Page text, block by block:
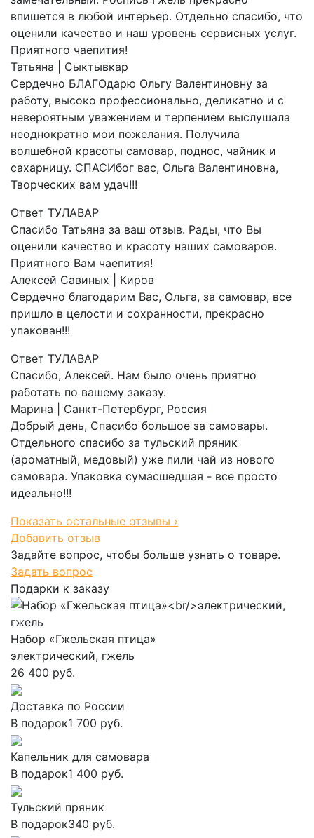
впишется в любой интерьер. Отдельно спасибо, что
оценили качество и наш уровень сервисных услуг.
Приятного чаепития!
Татьяна
| Сыктывкар
Сердечно БЛАГОдарю Ольгу Валентиновну за
работу, высоко профессионально, деликатно и с
невероятным уважением и терпением выслушала
неоднократно мои пожелания. Получила
волшебной красоты самовар, поднос, чайник и
сахарницу. СПАСИбог вас, Ольга Валентиновна,
Творческих вам удач!!!
Ответ ТУЛАВАР
Спасибо Татьяна за ваш отзыв. Рады, что Вы
оценили качество и красоту наших самоваров.
Приятного Вам чаепития!
Алексей Савиных
| Киров
Сердечно благодарим Вас, Ольга, за самовар, все
пришло в целости и сохранности, прекрасно
упакован!!!
Ответ ТУЛАВАР
Спасибо, Алексей. Нам было очень приятно
работать по вашему заказу.
Марина
| Санкт-Петербург, Россия
Добрый день, Спасибо большое за самовары.
Отдельного спасибо за тульский пряник
(ароматный, медовый) уже пили чай из нового
самовара. Упаковка сумасшедшая - все просто
идеально!!!
Показать остальные отзывы ›
Добавить отзыв
Задайте вопрос, чтобы больше узнать о товаре.
Задать вопрос
Подарки к заказу
Набор «Гжельская птица»
электрический, гжель
26 400 руб.
Доставка по России
В подарок1 700 руб.
Капельник для самовара
В подарок1 400 руб.
Тульский пряник
В подарок340 руб.